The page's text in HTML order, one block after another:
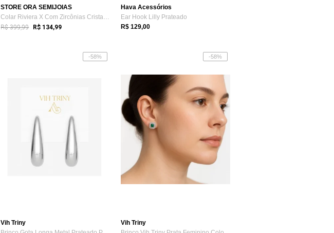
STORE ORA SEMIJOIAS
Colar Riviera X Com Zircônias Cristal Fo...
R$ 399,99 R$ 134,99
Hava Acessórios
Ear Hook Lilly Prateado
R$ 129,00
-58%
Vih Triny
-58%
Vih Triny